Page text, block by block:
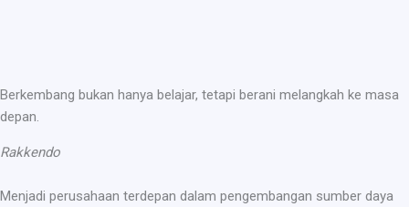
Berkembang bukan hanya belajar, tetapi berani melangkah ke masa
depan.
Rakkendo
Menjadi perusahaan terdepan dalam pengembangan sumber daya